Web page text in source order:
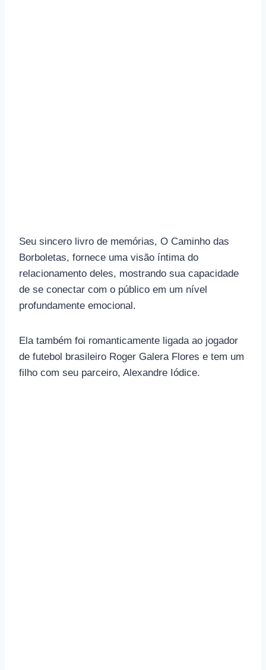
Seu sincero livro de memórias, O Caminho das
Borboletas, fornece uma visão íntima do
relacionamento deles, mostrando sua capacidade
de se conectar com o público em um nível
profundamente emocional.
Ela também foi romanticamente ligada ao jogador
de futebol brasileiro Roger Galera Flores e tem um
filho com seu parceiro, Alexandre Iódice.